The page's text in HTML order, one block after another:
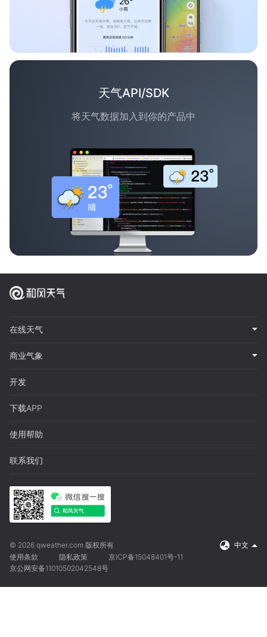
天气API/SDK
将天气数据加入到你的产品中
在线天气
商业气象
开发
下载APP
使用帮助
联系我们
© 2026 qweather.com 版权所有
中文
使用条款
隐私政策
京ICP备15048401号-11
京公网安备11010502042548号